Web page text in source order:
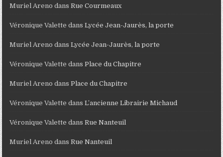
Muriel Areno dansRue Courmeaux
Véronique Valette dansLycée Jean-Jaurès, la porte
Muriel Areno dansLycée Jean-Jaurès, la porte
Véronique Valette dansPlace du Chapitre
Muriel Areno dansPlace du Chapitre
Véronique Valette dansL’ancienne Librairie Michaud
Véronique Valette dansRue Nanteuil
Muriel Areno dansRue Nanteuil